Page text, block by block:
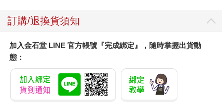
訂購/退換貨須知
加入金石堂 LINE 官方帳號『完成綁定』，隨時掌握出貨動
態：